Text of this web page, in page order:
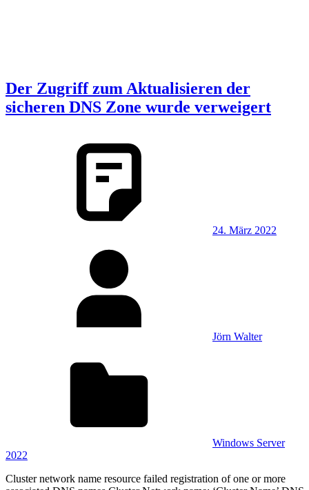
Der Zugriff zum Aktualisieren der
sicheren DNS Zone wurde verweigert
24. März 2022
Jörn Walter
Windows Server
2022
Cluster network name resource failed registration of one or more